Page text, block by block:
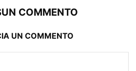
COMMENTO
UN COMMENTO